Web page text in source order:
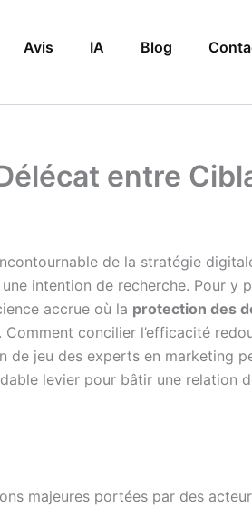
Avis IA Blog
entre
de la stratégie
intention de recherche. Pour y
accrue où la protection des
concilier l’efficacité
de jeu des experts en marketing
levier pour bâtir une relation
majeures portées par des